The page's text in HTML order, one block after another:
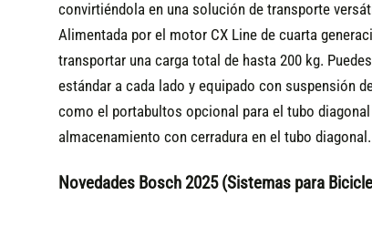
convirtiéndola en una solución de transporte
Alimentada por el motor CX Line de cuarta
transportar una carga total de hasta 200 kg.
estándar a cada lado y equipado con suspensión
como el portabultos opcional para el tubo
almacenamiento con cerradura en el tubo
Novedades Bosch 2025 (Sistemas para